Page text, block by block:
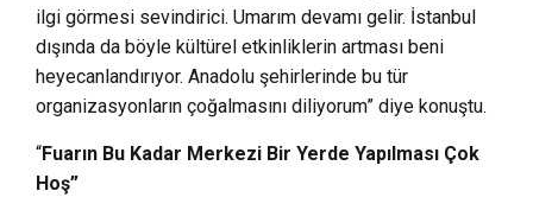
ilgi görmesi sevindirici. Umarım devamı gelir. İstanbul
dışında da böyle kültürel etkinliklerin artması beni
heyecanlandırıyor. Anadolu şehirlerinde bu tür
organizasyonların çoğalmasını diliyorum” diye konuştu.
“Fuarın Bu Kadar Merkezi Bir Yerde Yapılması Çok
Hoş”